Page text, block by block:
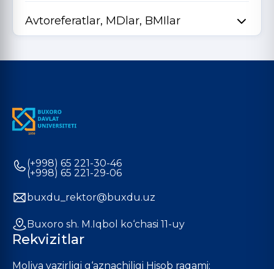
Avtoreferatlar, MDlar, BMIlar
(+998) 65 221-30-46
(+998) 65 221-29-06
buxdu_rektor@buxdu.uz
Buxoro sh. M.Iqbol ko‘chasi 11-uy
Rekvizitlar
Moliya vazirligi g‘aznachiligi Hisob raqami: